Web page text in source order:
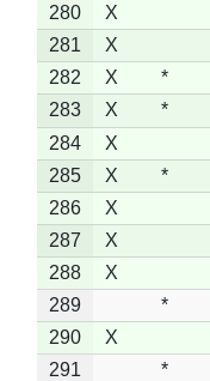
280
X
281
X
282
X *
283
X *
284
X
285
X *
286
X
287
X
288
X
289
*
290
X
291
*